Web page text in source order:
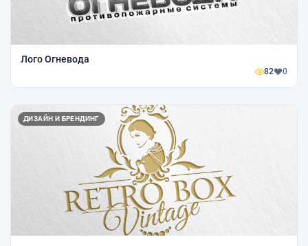
Лого Огневода
82 0
ДИЗАЙН И БРЕНДИНГ